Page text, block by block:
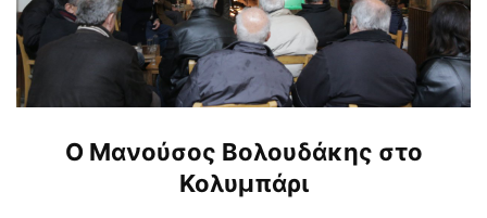
O Μανούσος Βολουδάκης στο
Κολυμπάρι